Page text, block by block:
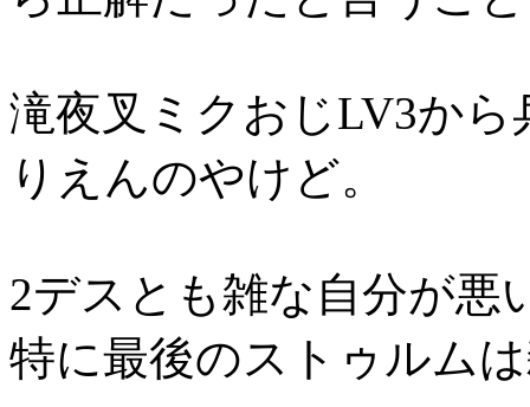
滝夜叉ミクおじLV3か
りえんのやけど。
2デスとも雑な自分が悪
特に最後のストゥルム